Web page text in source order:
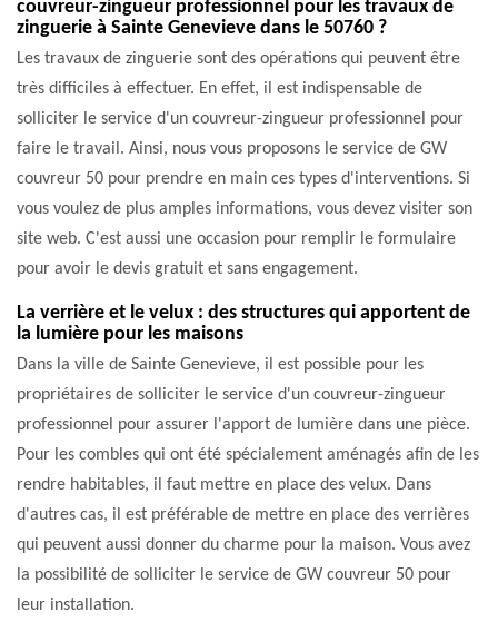
couvreur-zingueur professionnel pour les travaux de
zinguerie à Sainte Genevieve dans le 50760 ?
Les travaux de zinguerie sont des opérations qui peuvent être
très difficiles à effectuer. En effet, il est indispensable de
solliciter le service d'un couvreur-zingueur professionnel pour
faire le travail. Ainsi, nous vous proposons le service de GW
couvreur 50 pour prendre en main ces types d'interventions. Si
vous voulez de plus amples informations, vous devez visiter son
site web. C'est aussi une occasion pour remplir le formulaire
pour avoir le devis gratuit et sans engagement.
La verrière et le velux : des structures qui apportent de
la lumière pour les maisons
Dans la ville de Sainte Genevieve, il est possible pour les
propriétaires de solliciter le service d'un couvreur-zingueur
professionnel pour assurer l'apport de lumière dans une pièce.
Pour les combles qui ont été spécialement aménagés afin de les
rendre habitables, il faut mettre en place des velux. Dans
d'autres cas, il est préférable de mettre en place des verrières
qui peuvent aussi donner du charme pour la maison. Vous avez
la possibilité de solliciter le service de GW couvreur 50 pour
leur installation.